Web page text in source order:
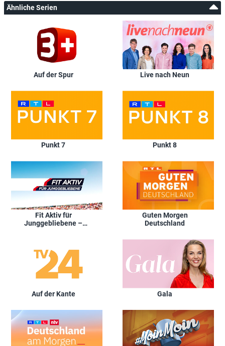
Ähnliche Serien
Auf der Spur Live nach Neun
Punkt 7 Punkt 8
Fit Aktiv für
Junggebliebene –
Guten Morgen
Deutschland
Auf der Kante Gala